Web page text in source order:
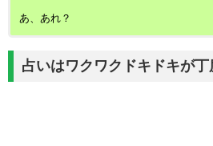
あ、あれ？
占いはワクワクドキドキが